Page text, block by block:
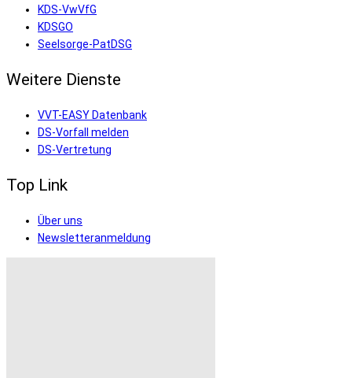
KDS-VwVfG
KDSGO
Seelsorge-PatDSG
Weitere Dienste
VVT-EASY Datenbank
DS-Vorfall melden
DS-Vertretung
Top Link
Über uns
Newsletteranmeldung